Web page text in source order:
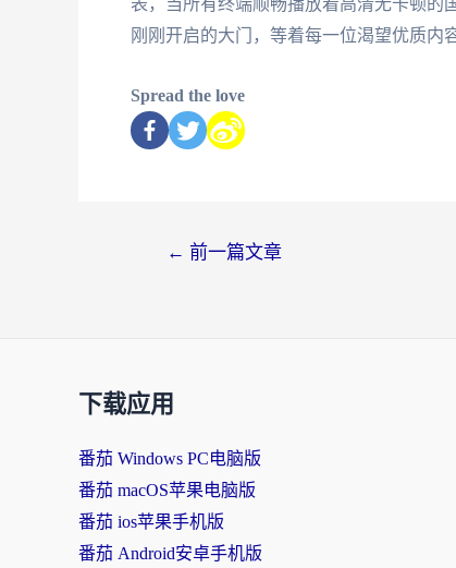
表，当所有终端顺畅播放着高清无卡顿的
刚刚开启的大门，等着每一位渴望优质内
Spread the love
← 前一篇文章
下载应用
番茄 Windows PC电脑版
番茄 macOS苹果电脑版
番茄 ios苹果手机版
番茄 Android安卓手机版